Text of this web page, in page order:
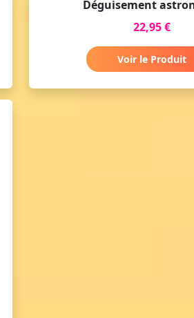
Déguisement
22,95 €
Voir le Produit